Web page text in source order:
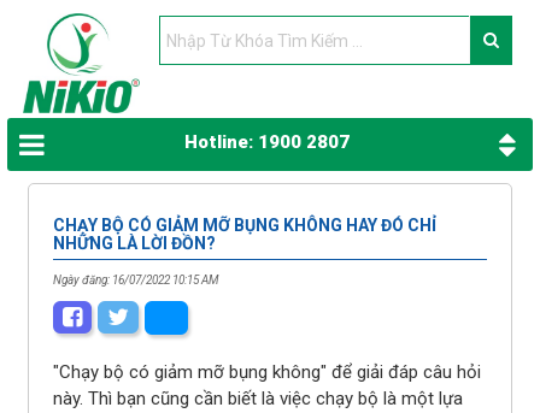
Hotline: 1900 2807
CHẠY BỘ CÓ GIẢM MỠ BỤNG KHÔNG HAY ĐÓ CHỈ
NHỮNG LÀ LỜI ĐỒN?
Ngày đăng: 16/07/2022 10:15 AM
"Chạy bộ có giảm mỡ bụng không" để giải đáp câu hỏi
này. Thì bạn cũng cần biết là việc chạy bộ là một lựa